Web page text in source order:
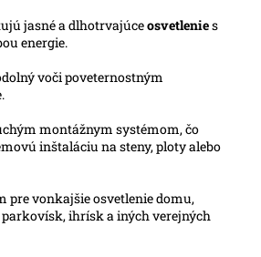
jasné a dlhotrvajúceosvetlenies
energie.
voči poveternostným
montážnym systémom, čo
inštaláciu na steny, ploty alebo
pre vonkajšie osvetlenie domu,
ihrísk a iných verejných